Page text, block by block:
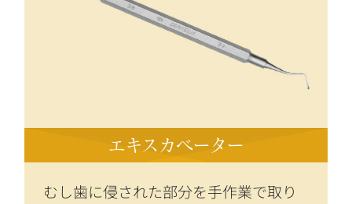
エキスカベーター
むし歯に侵された部分を手作業で取り